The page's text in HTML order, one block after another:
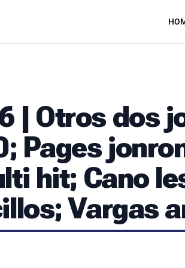
| Otros dos
Pages
hit; Cano
Vargas